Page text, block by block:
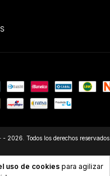
uso de cookies para agilizar
2026. Todos los derechos reservados.